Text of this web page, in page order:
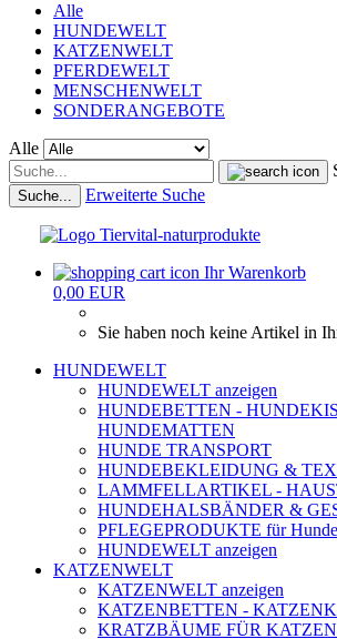
Alle
HUNDEWELT
KATZENWELT
PFERDEWELT
MENSCHENWELT
SONDERANGEBOTE
Alle
Suche... Erweiterte Suche
Ihr Warenkorb
0,00 EUR
Sie haben noch keine Artikel in
HUNDEWELT
HUNDEWELT anzeigen
HUNDEBETTEN -
HUNDEMATTEN
HUNDE TRANSPORT
HUNDEBEKLEIDUNG &
LAMMFELLARTIKEL -
HUNDEHALSBÄNDER &
PFLEGEPRODUKTE für Hunde
HUNDEWELT anzeigen
KATZENWELT
KATZENWELT anzeigen
KATZENBETTEN -
KRATZBÄUME FÜR KATZEN